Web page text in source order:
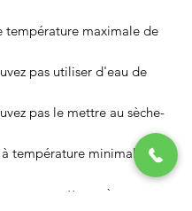
température maximale de
pas utiliser d'eau de
pas le mettre au sèche-
température minimale
pas nettoyer à sec.